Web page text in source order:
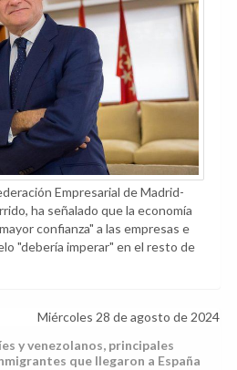
Empresarial de Madrid-
ha señalado que la economía
confianza" a las empresas e
"debería imperar" en el resto de
Miércoles 28 de agosto de 2024
y venezolanos, principales
que llegaron a España